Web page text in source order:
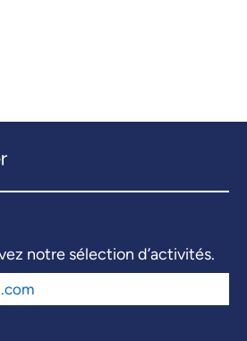
notre sélection d’activités.